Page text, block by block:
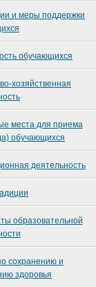
и меры поддержки
обучающихся
хозяйственная
места для приема
обучающихся
деятельность
образовательной
сохранению и
здоровья